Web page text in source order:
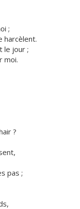
;
harcèlent.
le jour ;
moi.
?
pas ;